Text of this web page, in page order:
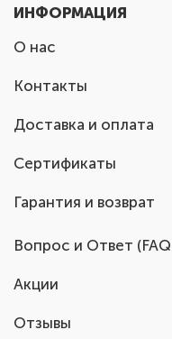
ИНФОРМАЦИЯ
О нас
Контакты
Доставка и оплата
Сертификаты
Гарантия и возврат
Вопрос и Ответ
Акции
Отзывы